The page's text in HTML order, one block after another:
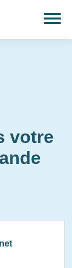
votre